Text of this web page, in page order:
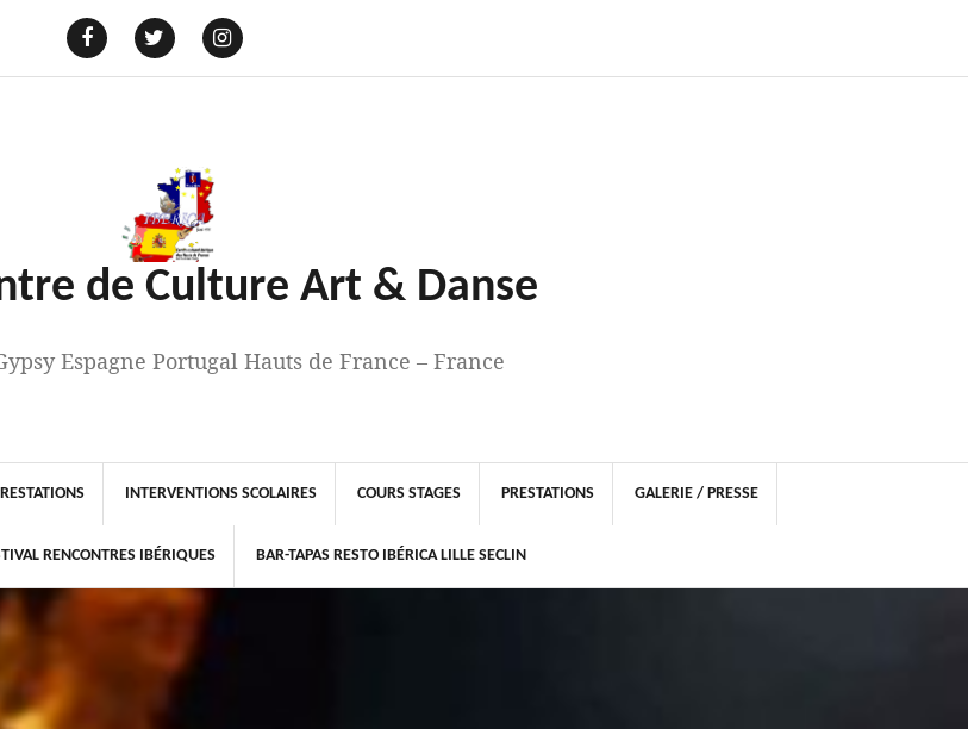
de Culture Art & Danse
Espagne Portugal Hauts de France – France
INTERVENTIONS SCOLAIRES COURS STAGES PRESTATIONS GALERIE / PRESSE
RENCONTRES IBÉRIQUES BAR-TAPAS RESTO IBÉRICA LILLE SECLIN